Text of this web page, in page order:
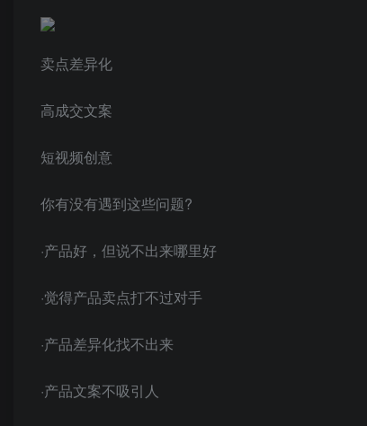
卖点差异化
高成交文案
短视频创意
你有没有遇到这些问题?
·产品好，但说不出来哪里好
·觉得产品卖点打不过对手
·产品差异化找不出来
·产品文案不吸引人